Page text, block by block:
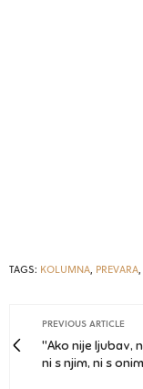
TAGS: KOLUMNA, PREVARA,
PREVIOUS ARTICLE
"Ako nije ljubav,
ni s njim, ni s